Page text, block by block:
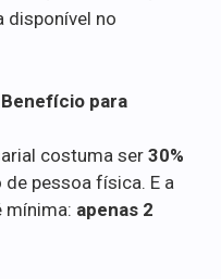
disponível no
para
costuma ser 30%
de pessoa física. E a
mínima: apenas 2